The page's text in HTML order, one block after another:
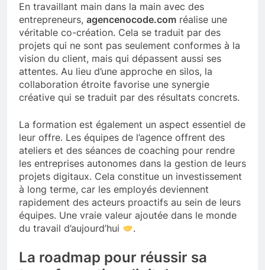
En travaillant main dans la main avec des
entrepreneurs, agencenocode.com réalise une
véritable co-création. Cela se traduit par des
projets qui ne sont pas seulement conformes à la
vision du client, mais qui dépassent aussi ses
attentes. Au lieu d’une approche en silos, la
collaboration étroite favorise une synergie
créative qui se traduit par des résultats concrets.
La formation est également un aspect essentiel de
leur offre. Les équipes de l’agence offrent des
ateliers et des séances de coaching pour rendre
les entreprises autonomes dans la gestion de leurs
projets digitaux. Cela constitue un investissement
à long terme, car les employés deviennent
rapidement des acteurs proactifs au sein de leurs
équipes. Une vraie valeur ajoutée dans le monde
du travail d’aujourd’hui
.
La roadmap pour réussir sa